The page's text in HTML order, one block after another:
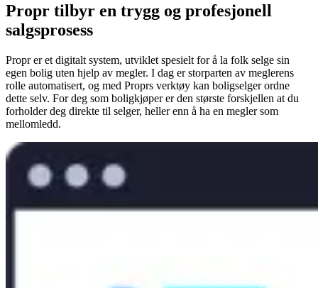
Propr tilbyr en trygg og profesjonell
salgsprosess
Propr er et digitalt system, utviklet spesielt for å la folk selge sin
egen bolig uten hjelp av megler. I dag er storparten av meglerens
rolle automatisert, og med Proprs verktøy kan boligselger ordne
dette selv. For deg som boligkjøper er den største forskjellen at du
forholder deg direkte til selger, heller enn å ha en megler som
mellomledd.